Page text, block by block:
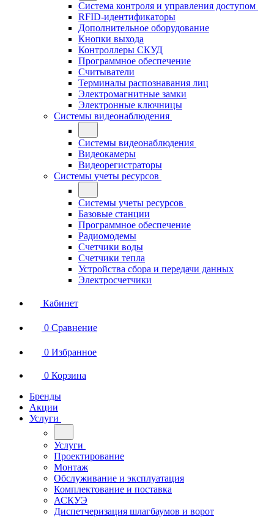
Система контроля и управления доступом
RFID-идентификаторы
Дополнительное оборудование
Кнопки выхода
Контроллеры СКУД
Программное обеспечение
Считыватели
Терминалы распознавания лиц
Электромагнитные замки
Электронные ключницы
Системы видеонаблюдения
Системы видеонаблюдения
Видеокамеры
Видеорегистраторы
Системы учеты ресурсов
Системы учеты ресурсов
Базовые станции
Программное обеспечение
Радиомодемы
Счетчики воды
Счетчики тепла
Устройства сбора и передачи данных
Электросчетчики
Кабинет
0 Сравнение
0 Избранное
0 Корзина
Бренды
Акции
Услуги
Услуги
Проектирование
Монтаж
Обслуживание и эксплуатация
Комплектование и поставка
АСКУЭ
Диспетчеризация шлагбаумов и ворот